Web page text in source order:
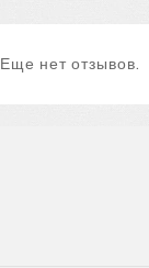
Еще нет отзывов.